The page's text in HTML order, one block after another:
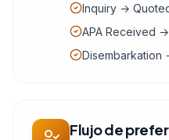
Inquiry →
APA Received
Disembarkation
Flujo de